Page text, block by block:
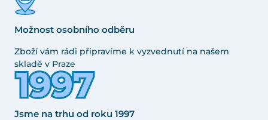
Možnost osobního odběru
Zboží vám rádi připravíme k vyzvednutí na našem
skladě v Praze
Jsme na trhu od roku 1997